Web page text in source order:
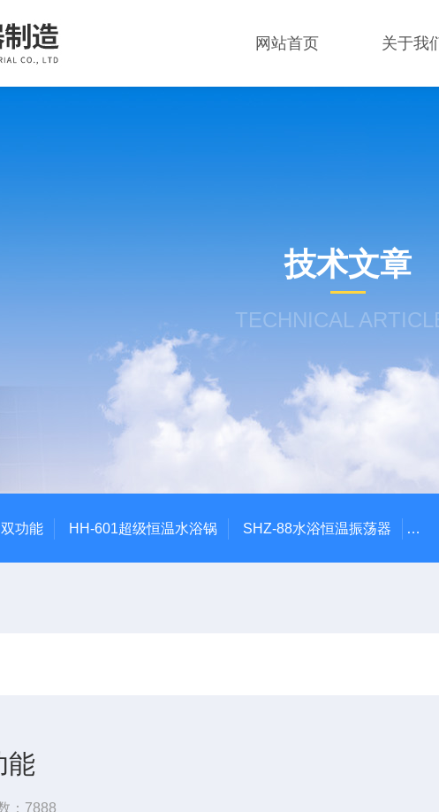
网站首页 关于我
技术文章
TECHNICAL
功能 HH-601超级恒温水浴锅 SHZ-88水浴恒温振荡器
能
：7888